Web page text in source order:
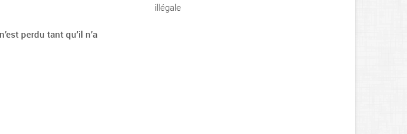
perdu tant qu’il n’a
illégale